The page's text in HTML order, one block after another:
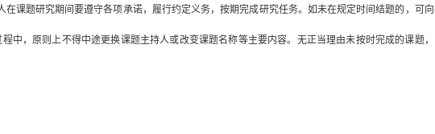
课题研究期间要遵守各项承诺，履行约定义务，按期完成研究任务。如未在规定时间结题的，可向
中，原则上不得中途更换课题主持人或改变课题名称等主要内容。无正当理由未按时完成的课题，